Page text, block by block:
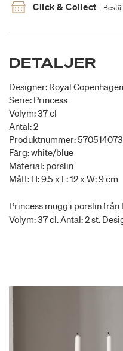
Click & Collect
DETALJER
Designer: Royal Copenhagen
Serie: Princess
Volym: 37 cl
Antal: 2
Produktnummer:
Färg: white/blue
Material: porslin
Mått: H: 9.5 x L: 12 x W: 9 cm
Princess mugg i porslin från
Volym: 37 cl. Antal: 2 st.